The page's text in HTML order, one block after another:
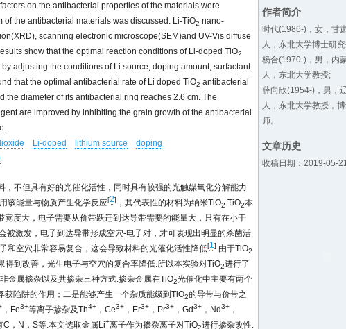
作者简介
时代(1986-)，女，甘
人，东北大学博士研
杨合(1970-)，男，内
人，东北大学教授;
薛向欣(1954-)，男，
人，东北大学教授，
师。
文章历史
收稿日期：2019-05-
on the antibacterial properties of the materials were
the antibacterial materials was discussed. Li-TiO2 nano-
scanning electronic microscope(SEM)and UV-Vis diffuse
show that the optimal reaction conditions of Li-doped TiO2
adjusting the conditions of Li source, doping amount, surfactant
that the optimal antibacterial rate of Li doped TiO2 antibacterial
the diameter of its antibacterial ring reaches 2.6 cm. The
are improved by inhibiting the grain growth of the antibacterial
Li-doped lithium source
doping
，不但具有好的光催化活性，同时具有较强的光触媒氧化分解能力
该能量与物质产生化学反应[2] ，其代表性的材料为纳米TiO2.TiO2本
度大，电子需要从价带跃迁到达导带需要的能量大，只有在小于
被激发，电子到达导带形成空穴-电子对，才可表现出明显的杀菌活
和空穴非常容易复合，这会导致材料的光催化活性降低[1].由于TiO2
得到改善，光生电子与空穴的复合率降低.所以本实验对TiO2进行了
金属掺杂以及共掺杂三种方式.掺杂金属在TiO2光催化中主要有两个
陷阱的作用；二是能够产生一个杂质能级到TiO2的导带与价带之
，Fe3+等离子掺杂及Th4+ ，Ce3+ ，Er3+ ，Pr3+ ，Gd3+ ，Nd3+ ，
C，N，S等.本文选取金属Li+离子作为掺杂离子对TiO 进行掺杂改性.